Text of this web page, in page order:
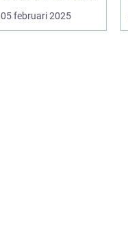
för företa...
05 februari 2025